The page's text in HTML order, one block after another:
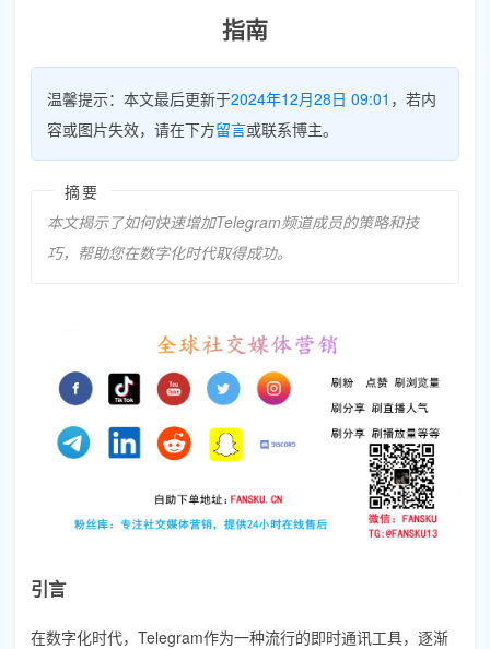
指南
温馨提示：本文最后更新于2024年12月28日 09:01 ，若内
容或图片失效，请在下方留言或联系博主。
摘要
本文揭示了如何快速增加Telegram频道成员的策略和技
巧，帮助您在数字化时代取得成功。
引言
在数字化时代，Telegram作为一种流行的即时通讯工具，逐渐